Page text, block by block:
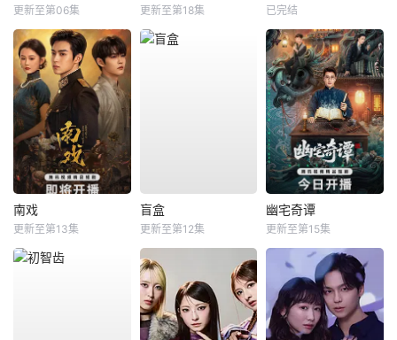
更新至第06集 更新至第18集 已完结
南戏
更新至第13集
盲盒
更新至第12集
幽宅奇谭
更新至第15集